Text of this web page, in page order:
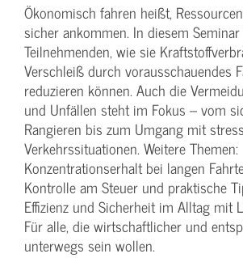
Ökonomisch fahren heißt,
sicher ankommen. In diesem
Teilnehmenden, wie sie
Verschleiß durch vorausschauendes
reduzieren können. Auch die
und Unfällen steht im Fokus – vom
Rangieren bis zum Umgang mit
Verkehrssituationen. Weitere Themen:
Konzentrationserhalt bei langen
Kontrolle am Steuer und praktische
Effizienz und Sicherheit im Alltag mit
Für alle, die wirtschaftlicher und
unterwegs sein wollen.